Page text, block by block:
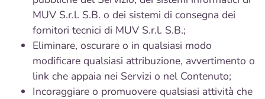
MUV S.r.l. S.B. o dei sistemi di consegna dei
fornitori tecnici di MUV S.r.l. S.B.;
Eliminare, oscurare o in qualsiasi modo
modificare qualsiasi attribuzione, avvertimento o
link che appaia nei Servizi o nel Contenuto;
Incoraggiare o promuovere qualsiasi attività che